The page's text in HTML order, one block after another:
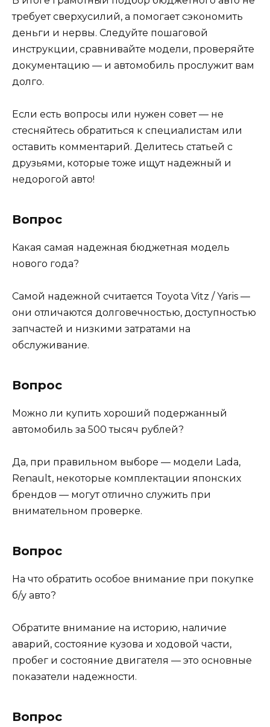
требует сверхусилий, а помогает сэкономить
деньги и нервы. Следуйте пошаговой
инструкции, сравнивайте модели, проверяйте
документацию — и автомобиль прослужит вам
долго.
Если есть вопросы или нужен совет — не
стесняйтесь обратиться к специалистам или
оставить комментарий. Делитесь статьей с
друзьями, которые тоже ищут надежный и
недорогой авто!
Вопрос
Какая самая надежная бюджетная модель
нового года?
Самой надежной считается Toyota Vitz / Yaris —
они отличаются долговечностью, доступностью
запчастей и низкими затратами на
обслуживание.
Вопрос
Можно ли купить хороший подержанный
автомобиль за 500 тысяч рублей?
Да, при правильном выборе — модели Lada,
Renault, некоторые комплектации японских
брендов — могут отлично служить при
внимательном проверке.
Вопрос
На что обратить особое внимание при покупке
б/у авто?
Обратите внимание на историю, наличие
аварий, состояние кузова и ходовой части,
пробег и состояние двигателя — это основные
показатели надежности.
Вопрос